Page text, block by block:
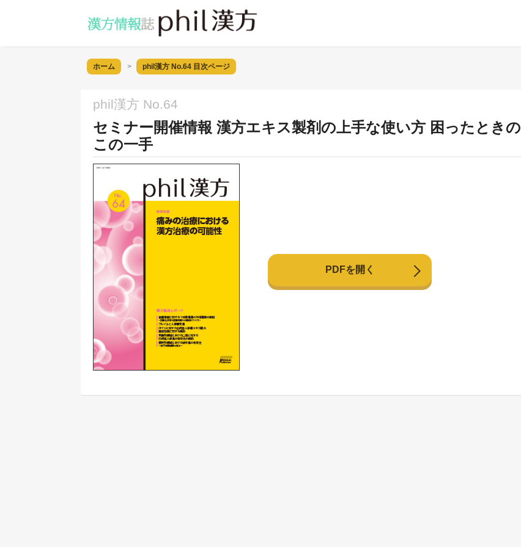
ホーム phil漢方 No.64 目次ページ
phil漢方 No.64
セミナー開催情報 漢方エキス製剤の上手な使い方 困ったときの
この一手
PDFを開く